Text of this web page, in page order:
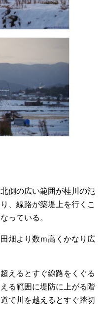
側の広い範囲が桂川の氾
、線路が築堤上を行くこ
っている。
畑より数ｍ高くかなり広
えるとすぐ線路をくぐる
る範囲に堤防に上がる階
で川を越えるとすぐ踏切